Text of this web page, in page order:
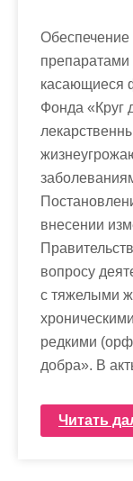
Обеспечение
касающиеся
Фонда «Круг
внесении
вопросу
с тяжелыми
редкими
добра». В
Читать